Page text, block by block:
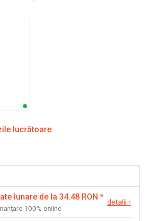
lucrătoare
lunare de la 34.48 RON *
100% online
detalii ›